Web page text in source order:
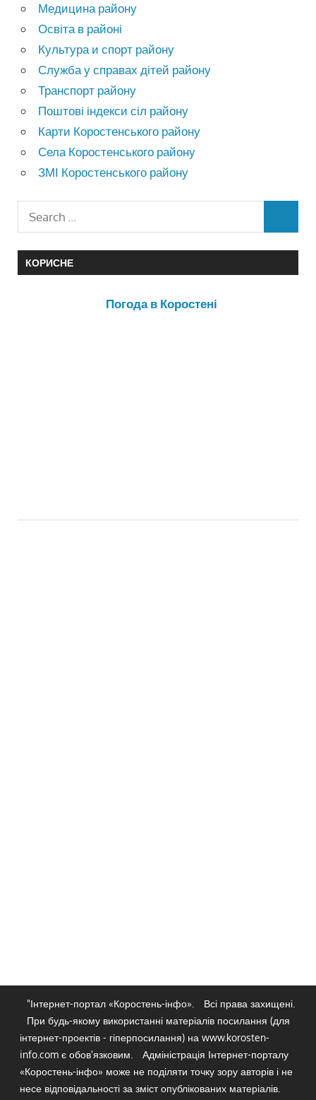
Медицина району
Освіта в районі
Культура и спорт району
Служба у справах дітей району
Транспорт району
Поштові індекси сіл району
Карти Коростенського району
Села Коростенського району
ЗМІ Коростенського району
КОРИСНЕ
Погода в Коростені
"Інтернет-портал «Коростень-інфо».
Всі права захищені.
При будь-якому використанні матеріалів посилання (для
інтернет-проектів - гіперпосилання) на www.korosten-
info.com є обов'язковим.
Адміністрація Інтернет-порталу
«Коростень-інфо» може не поділяти точку зору авторів і не
несе відповідальності за зміст опублікованих матеріалів.